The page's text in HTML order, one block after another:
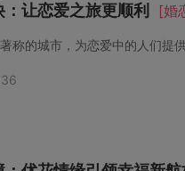
让恋爱之旅更顺利 [婚